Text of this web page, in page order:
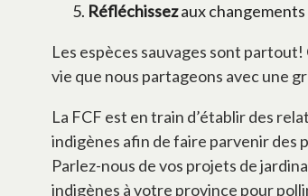
Réfléchissezaux
Les espèces sauvages sont partout!
vie que nous partageons avec une
La FCF est en train d’établir des
indigènes afin de faire parvenir des
Parlez-nous de vos projets de
indigènes à votre province pour